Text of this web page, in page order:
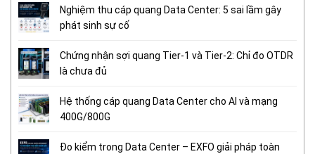
Nghiệm thu cáp quang Data Center: 5 sai lầm gây
phát sinh sự cố
Chứng nhận sợi quang Tier-1 và Tier-2: Chỉ đo OTDR
là chưa đủ
Hệ thống cáp quang Data Center cho AI và mạng
400G/800G
Đo kiểm trong Data Center – EXFO giải pháp toàn